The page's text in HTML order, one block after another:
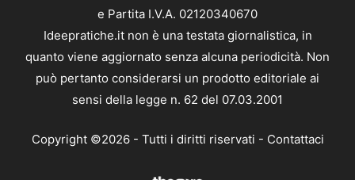
e Partita I.V.A. 02120340670
Ideepratiche.it non è una testata giornalistica, in
quanto viene aggiornato senza alcuna periodicità. Non
può pertanto considerarsi un prodotto editoriale ai
sensi della legge n. 62 del 07.03.2001
Copyright ©2026 - Tutti i diritti riservati - Contattaci